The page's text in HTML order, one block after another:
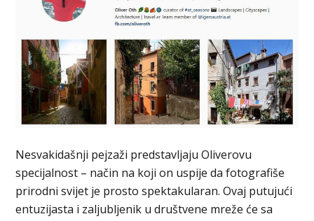
Nesvakidašnji pejzaži predstavljaju Oliverovu
specijalnost – način na koji on uspije da fotografiše
prirodni svijet je prosto spektakularan. Ovaj putujući
entuzijasta i zaljubljenik u društvene mreže će sa